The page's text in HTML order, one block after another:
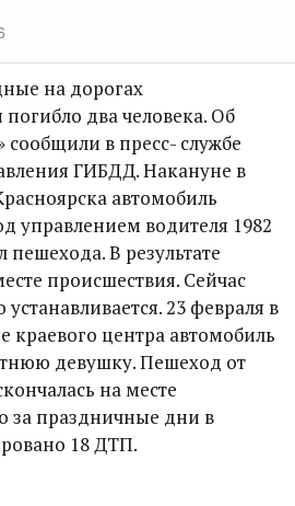
на дорогах
два человека. Об
сообщили в пресс- службе
ГИБДД. Накануне в
автомобиль
управлением водителя 1982
В результате
происшествия. Сейчас
23 февраля в
краевого центра автомобиль
девушку. Пешеход от
на месте
за праздничные дни в
18 ДТП.